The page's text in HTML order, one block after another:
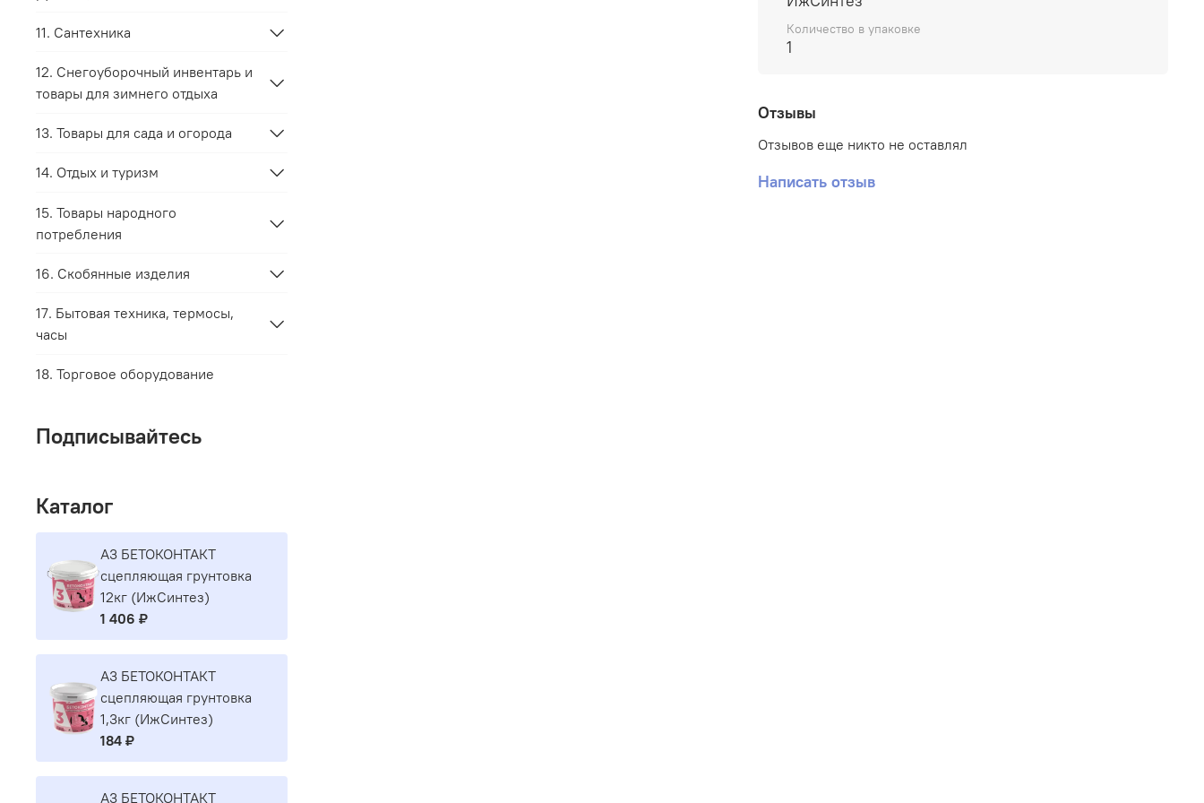
срок службы системы покрытий.
улучшает сцепление отделочных слоев с
поверхностью;
увеличивает долговечность покрытия;
Количество в упаковке
1
Отзывы
Отзывов еще никто не оставлял
Написать отзыв
11. Сантехника
12. Снегоуборочный инвентарь и
товары для зимнего отдыха
13. Товары для сада и огорода
14. Отдых и туризм
15. Товары народного
потребления
16. Скобянные изделия
17. Бытовая техника, термосы,
часы
18. Торговое оборудование
Подписывайтесь
Каталог
A3 БЕТОКОНТАКТ
сцепляющая грунтовка
12кг (ИжСинтез)
1 406 ₽
A3 БЕТОКОНТАКТ
сцепляющая грунтовка
1,3кг (ИжСинтез)
184 ₽
A3 БЕТОКОНТАКТ